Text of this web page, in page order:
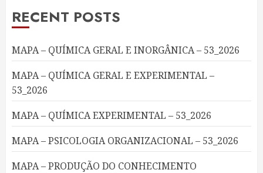
RECENT POSTS
MAPA – QUÍMICA GERAL E INORGÂNICA – 53_2026
MAPA – QUÍMICA GERAL E EXPERIMENTAL –
53_2026
MAPA – QUÍMICA EXPERIMENTAL – 53_2026
MAPA – PSICOLOGIA ORGANIZACIONAL – 53_2026
MAPA – PRODUÇÃO DO CONHECIMENTO